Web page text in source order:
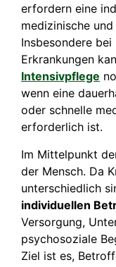
erfordern eine
medizinische
Insbesondere
Erkrankungen
Intensivpflege
wenn eine
oder schnelle
erforderlich ist.
Im Mittelpunkt
der Mensch. Da
unterschiedlich
individuellen
Versorgung,
psychosoziale
Ziel ist es,